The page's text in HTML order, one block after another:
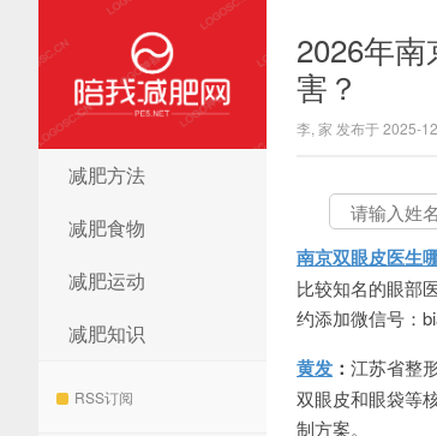
陪我减肥网
减肥方法
减肥食物
减肥运动
减肥知识
RSS订阅
2026年
害？
李, 家 发布于 2025-
南京双眼皮医生
比较知名的眼部
约添加微信号：
黄发 ： 江苏省整
双眼皮和眼袋等
制方案。